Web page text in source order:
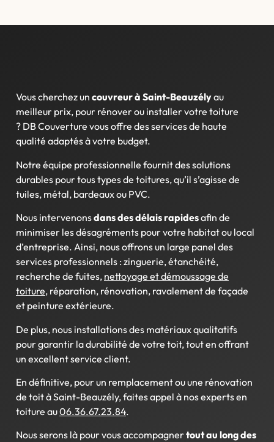
Vous cherchez un couvreur à Saint-Beauzélyau
meilleur prix, pour rénover ou installer votre toiture
? DB Couverture vous offre des services de haute
qualité adaptés à votre budget.
Notre équipe professionnelle fournit des solutions
durables pour tous types de toitures, qu’il s’agisse de
tuiles, métal, bardeaux ou PVC.
Nous intervenonsdans des délais rapidesafin de
minimiser les désagréments pour votre habitat ou local
d’entreprise. Ainsi, nous offrons un large panel des
services professionnels : zinguerie, étanchéité,
recherche de fuites, nettoyage et démoussage de
toiture, réparation, rénovation, ravalement de façade
et peinture extérieure.
De plus, nous installations des matériaux qualitatifs
pour garantir la durabilité de votre toit, tout en offrant
un excellent service client.
En définitive, pour un remplacement ou une rénovation
de toit à Saint-Beauzély, faites appel à nos experts en
toiture au06.36.67.23.84.
Nous serons là pour vous accompagnertout au long des